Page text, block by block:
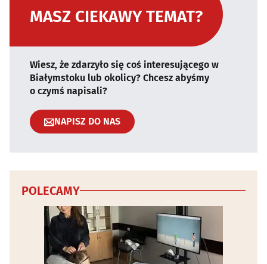
MASZ CIEKAWY TEMAT?
Wiesz, że zdarzyło się coś interesującego w
Białymstoku lub okolicy? Chcesz abyśmy
o czymś napisali?
NAPISZ DO NAS
POLECAMY